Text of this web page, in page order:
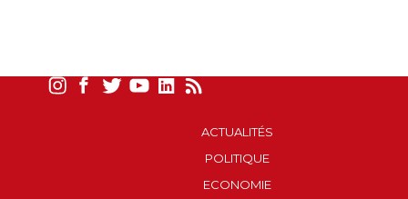
ACTUALITÉS
POLITIQUE
ECONOMIE